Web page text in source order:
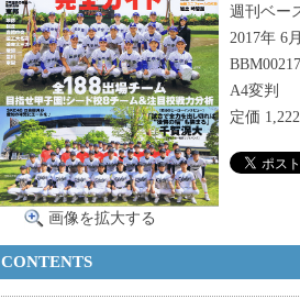
画像を拡大する
週刊ベー
2017年 6
A4変判
定価
CONTENTS